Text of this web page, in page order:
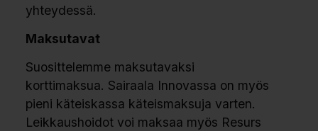
yhteydessä.
Maksutavat
Suosittelemme maksutavaksi
korttimaksua. Sairaala Innovassa on myös
pieni käteiskassa käteismaksuja varten.
Leikkaushoidot voi maksaa myös Resurs